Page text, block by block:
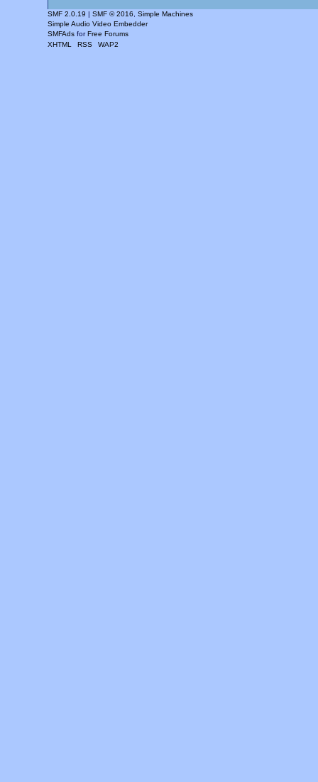
SMF 2.0.19 | SMF © 2016
Simple Machines
Simple Audio Video Embedder
SMFAds forFree Forums
XHTML
RSS WAP2